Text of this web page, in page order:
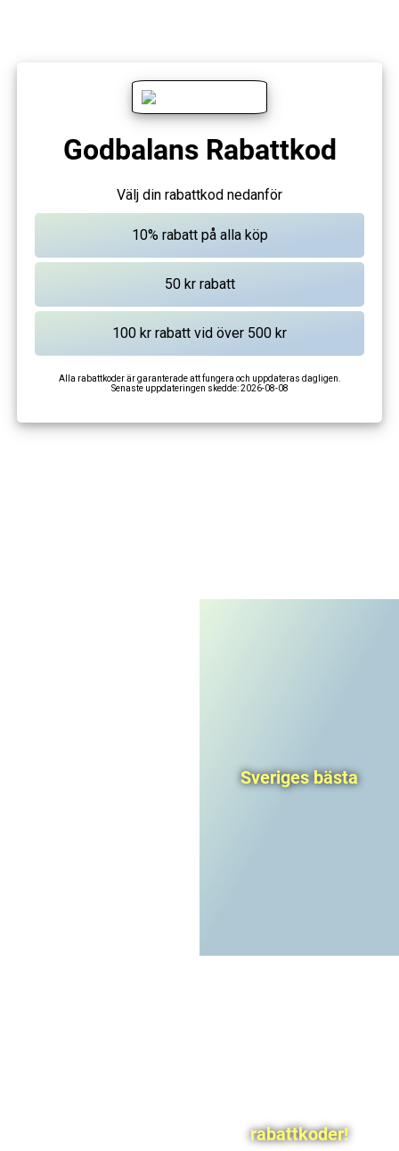
Godbalans Rabattkod
Välj din rabattkod nedanför
Alla rabattkoder är garanterade att fungera och uppdateras dagligen.
Senaste uppdateringen skedde:2026-08-08
Sveriges bästa
rabattkoder!